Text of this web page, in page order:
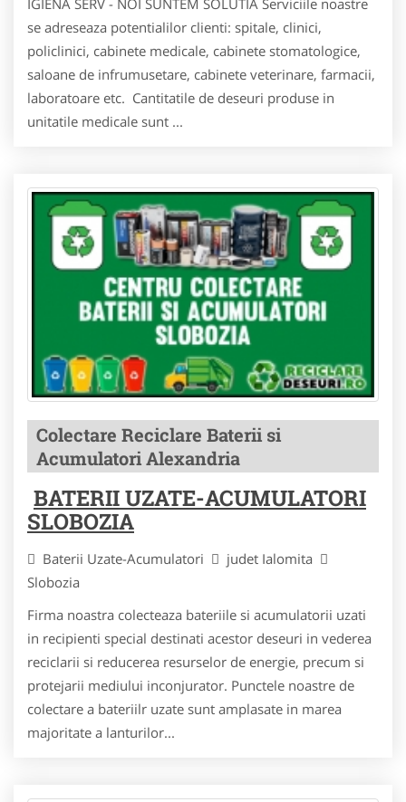
IGIENA SERV - NOI SUNTEM SOLUTIA Serviciile noastre
se adreseaza potentialilor clienti: spitale, clinici,
policlinici, cabinete medicale, cabinete stomatologice,
saloane de infrumusetare, cabinete veterinare, farmacii,
laboratoare etc. Cantitatile de deseuri produse in
unitatile medicale sunt ...
Colectare Reciclare Baterii si
Acumulatori Alexandria
BATERII UZATE-ACUMULATORI
SLOBOZIA
Baterii Uzate-Acumulatori
judet Ialomita
Slobozia
Firma noastra colecteaza bateriile si acumulatorii uzati
in recipienti special destinati acestor deseuri in vederea
reciclarii si reducerea resurselor de energie, precum si
protejarii mediului inconjurator. Punctele noastre de
colectare a bateriilr uzate sunt amplasate in marea
majoritate a lanturilor...